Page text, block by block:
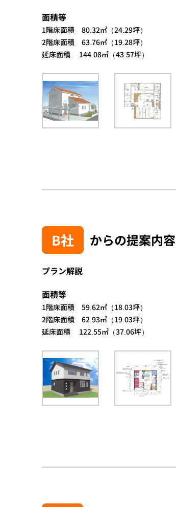
面積等
1階床面積 80.32㎡（24.29坪）
2階床面積 63.76㎡（19.28坪）
延床面積 144.08㎡（43.57坪）
B社 からの提案内容
プラン解説
面積等
1階床面積 59.62㎡（18.03坪）
2階床面積 62.93㎡（19.03坪）
延床面積 122.55㎡（37.06坪）